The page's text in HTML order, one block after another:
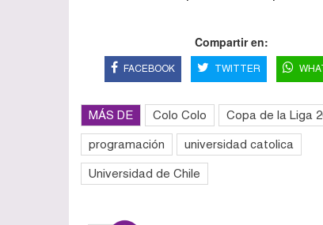
Compartir en:
FACEBOOK TWITTER
MÁS DE Colo Colo Copa de la Liga
programación universidad catolica
Universidad de Chile